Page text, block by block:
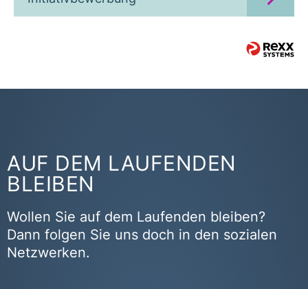
AUF DEM LAUFENDEN
BLEIBEN
Wollen Sie auf dem Laufenden bleiben?
Dann folgen Sie uns doch in den sozialen
Netzwerken.